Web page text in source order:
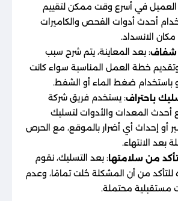
العميل في أسرع وقت ممكن لتقييم
أحدث أدوات الفحص والكاميرات
الانسداد.
شفاف: بعد المعاينة، يتم شرح سبب
خطة العمل المناسبة سواء كانت
باستخدام ضغط الماء أو الشفط.
باحتراف: يستخدم فريق شركة
أحدث المعدات والأدوات لتسليك
أو إحداث أي أضرار بالموقع، مع الحرص
بعد الانتهاء.
من سلامتها: بعد التسليك، نقوم
للتأكد من أن المشكلة حُلت تمامًا، وعدم
مستقبلية محتملة.